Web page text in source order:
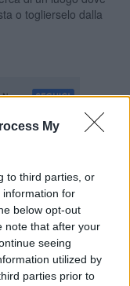
My
to third parties, or
information for
below opt-out
note that after your
seeing
utilized by
parties prior to
o toglierselo dalla
gratis tutti i giorni